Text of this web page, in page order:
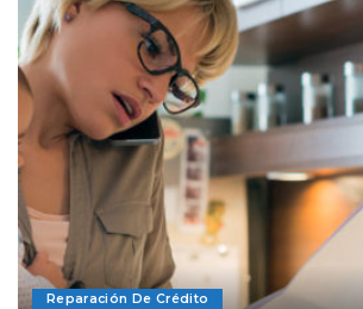
Reparación De Crédito